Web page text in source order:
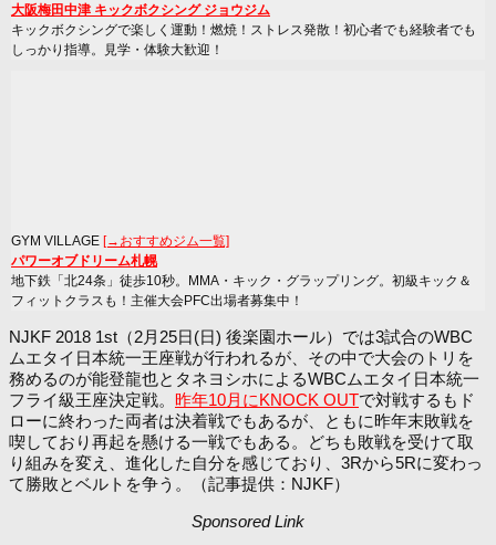
大阪梅田中津 キックボクシング ジョウジム
キックボクシングで楽しく運動！燃焼！ストレス発散！初心者でも経験者でも
しっかり指導。見学・体験大歓迎！
GYM VILLAGE [→おすすめジム一覧]
パワーオブドリーム札幌
地下鉄「北24条」徒歩10秒。MMA・キック・グラップリング。初級キック＆
フィットクラスも！主催大会PFC出場者募集中！
NJKF 2018 1st（2月25日(日) 後楽園ホール）では3試合のWBC
ムエタイ日本統一王座戦が行われるが、その中で大会のトリを
務めるのが能登龍也とタネヨシホによるWBCムエタイ日本統一
フライ級王座決定戦。 昨年10月にKNOCK OUTで対戦するもド
ローに終わった両者は決着戦でもあるが、ともに昨年末敗戦を
喫しており再起を懸ける一戦でもある。どちも敗戦を受けて取
り組みを変え、進化した自分を感じており、3Rから5Rに変わっ
て勝敗とベルトを争う。（記事提供：NJKF）
Sponsored Link